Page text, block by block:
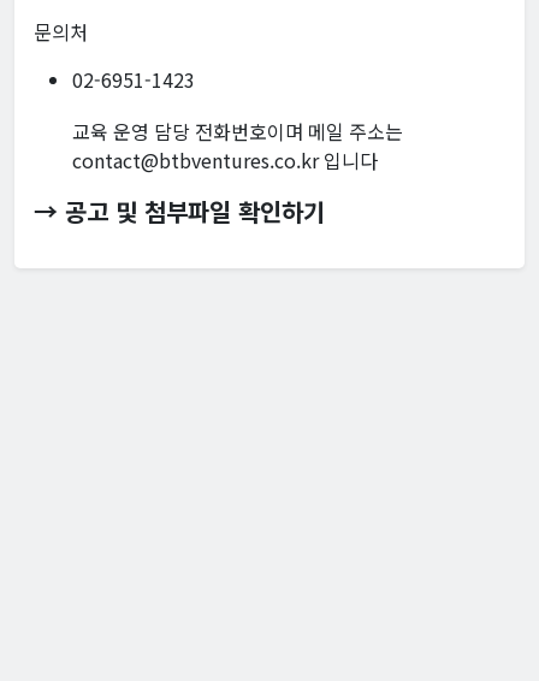
문의처
02-6951-1423
교육 운영 담당 전화번호이며 메일 주소는
contact@btbventures.co.kr 입니다
→ 공고 및 첨부파일 확인하기